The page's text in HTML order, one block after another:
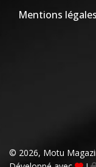
Mentions légales
© 2026, Motu